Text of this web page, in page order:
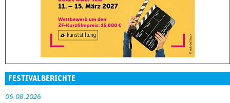
FESTIVALBERICHTE
06.08.2026